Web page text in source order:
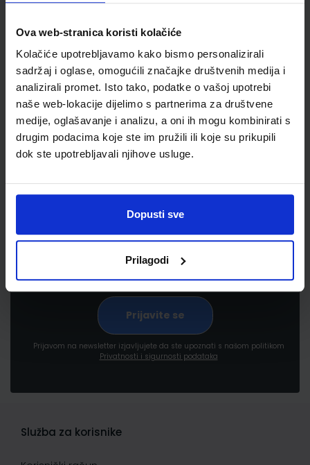
Ova web-stranica koristi kolačiće
Kolačiće upotrebljavamo kako bismo personalizirali
sadržaj i oglase, omogućili značajke društvenih medija i
analizirali promet. Isto tako, podatke o vašoj upotrebi
naše web-lokacije dijelimo s partnerima za društvene
medije, oglašavanje i analizu, a oni ih mogu kombinirati s
drugim podacima koje ste im pružili ili koje su prikupili
dok ste upotrebljavali njihove usluge.
Dopusti sve
Prilagodi
Newsletter prijava
Prijavite se kako bi primali informacije o novim
proizvodima i uslugama, akcijama i drugim
Prijavom na newsletter izjavljujete da ste upoznati s našom politikom
Privatnosti i sigurnosti podataka
Služba za korisnike